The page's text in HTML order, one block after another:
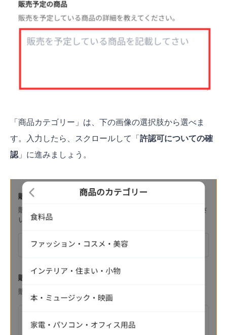
「商品カテゴリー」は、下の画像の選択肢から選べま
す。入力したら、スクロールして「 許認可についての確
認」に進みましょう。